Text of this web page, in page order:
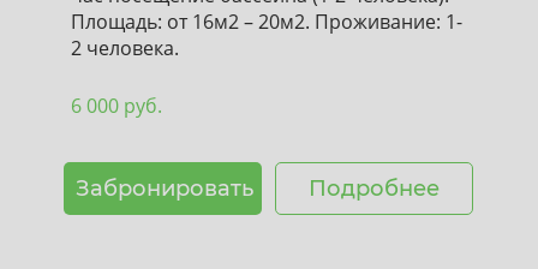
Площадь: от 16м2 – 20м2. Проживание: 1-
2 человека.
6 000 руб.
Забронировать Подробнее